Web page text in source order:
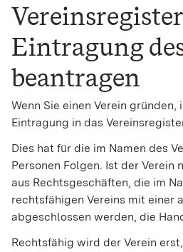
Eintragung
beantragen
Wenn Sie einen Verein gründen,
Eintragung in das
Dies hat für die im Namen des
Personen Folgen. Ist der Verein
aus Rechtsgeschäften, die im
rechtsfähigen Vereins mit einer
abgeschlossen werden, die
Rechtsfähig wird der Verein